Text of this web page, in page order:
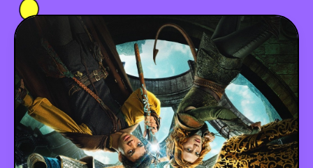
MUSIQUE
CRÉATION
ART
JEUX-VIDÉO